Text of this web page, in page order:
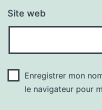
Site web
Enregistrer mon
le navigateur pour